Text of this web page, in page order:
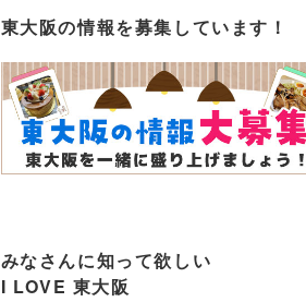
東大阪の情報を募集しています！
みなさんに知って欲しい
I LOVE 東大阪